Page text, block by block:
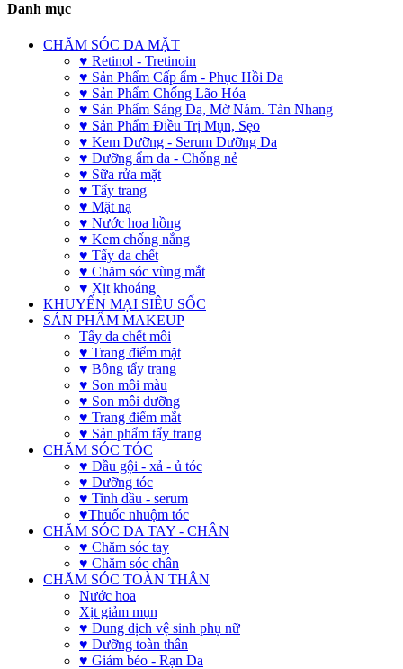
Danh mục
CHĂM SÓC DA MẶT
♥ Retinol - Tretinoin
♥ Sản Phẩm Cấp ẩm - Phục Hồi Da
♥ Sản Phẩm Chống Lão Hóa
♥ Sản Phẩm Sáng Da, Mờ Nám. Tàn Nhang
♥ Sản Phẩm Điều Trị Mụn, Sẹo
♥ Kem Dưỡng - Serum Dưỡng Da
♥ Dưỡng ẩm da - Chống nẻ
♥ Sữa rửa mặt
♥ Tẩy trang
♥ Mặt nạ
♥ Nước hoa hồng
♥ Kem chống nắng
♥ Tẩy da chết
♥ Chăm sóc vùng mắt
♥ Xịt khoáng
KHUYẾN MẠI SIÊU SỐC
SẢN PHẨM MAKEUP
Tẩy da chết môi
♥ Trang điểm mặt
♥ Bông tẩy trang
♥ Son môi màu
♥ Son môi dưỡng
♥ Trang điểm mắt
♥ Sản phẩm tẩy trang
CHĂM SÓC TÓC
♥ Dầu gội - xả - ủ tóc
♥ Dưỡng tóc
♥ Tinh dầu - serum
♥Thuốc nhuộm tóc
CHĂM SÓC DA TAY - CHÂN
♥ Chăm sóc tay
♥ Chăm sóc chân
CHĂM SÓC TOÀN THÂN
Nước hoa
Xịt giảm mụn
♥ Dung dịch vệ sinh phụ nữ
♥ Dưỡng toàn thân
♥ Giảm béo - Rạn Da